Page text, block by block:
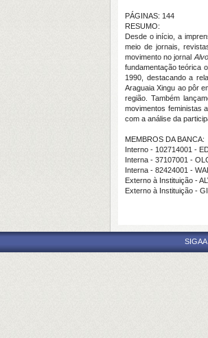
PÁGINAS: 144
RESUMO:
Desde o início, a
meio de jornais,
movimento no jornal
fundamentação teórica
1990, destacando a
Araguaia Xingu ao pôr
região. Também
movimentos feministas
com a análise da
MEMBROS DA BANCA:
Interno - 102714001 -
Interna - 37107001 -
Interna - 82424001 -
Externo à Instituição -
Externo à Instituição -